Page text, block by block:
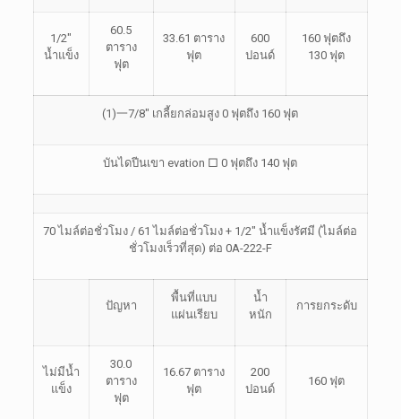
1/2″
น้ำแข็ง
60.5
ตาราง
ฟุต
33.61 ตาราง
ฟุต
600
ปอนด์
160 ฟุตถึง
130 ฟุต
(1)一7/8″ เกลี้ยกล่อมสูง 0 ฟุตถึง 160 ฟุต
บันไดปีนเขา evation □ 0 ฟุตถึง 140 ฟุต
70 ไมล์ต่อชั่วโมง / 61 ไมล์ต่อชั่วโมง + 1/2″ น้ำแข็งรัศมี (ไมล์ต่อ
ชั่วโมงเร็วที่สุด) ต่อ 0A-222-F
ปัญหา
พื้นที่แบบ
แผ่นเรียบ
น้ำ
หนัก
การยกระดับ
ไม่มีน้ำ
แข็ง
30.0
ตาราง
ฟุต
16.67 ตาราง
ฟุต
200
ปอนด์
160 ฟุต